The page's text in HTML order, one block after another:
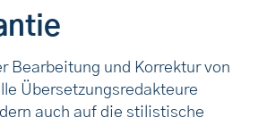
Bearbeitung und Korrektur von
Übersetzungsredakteure
auch auf die stilistische